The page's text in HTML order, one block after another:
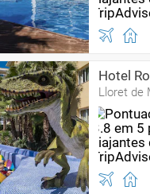
Hotel
Lloret de